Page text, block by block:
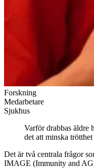
Forskning
Medarbetare
Sjukhus
Varför drabbas äldre
det att minska
Det är två centrala frågor
IMAGE (Immunity and